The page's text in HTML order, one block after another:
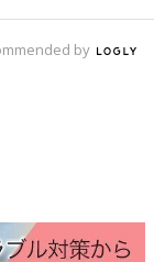
の電子機器の使
や、寝る前に本
by